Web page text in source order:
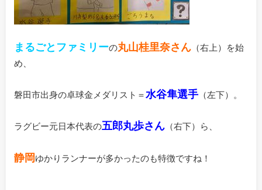
まるごと ファミリーの丸山桂里奈さん（右上）を始
め、
磐田市出身の卓球金メダリスト＝水谷隼選手（左下）。
ラグビー元日本代表の五郎丸歩さん（右下）ら、
静岡ゆかりランナーが多かったのも特徴ですね！